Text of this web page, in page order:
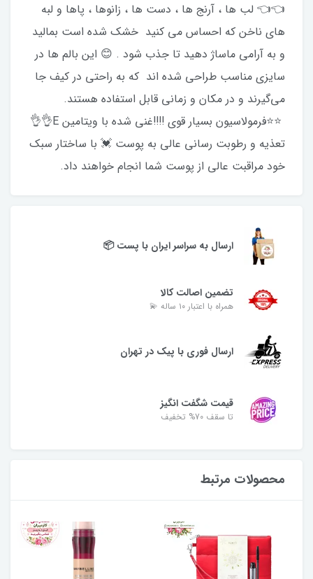
👈👈 لب ها ، آرنج ها ، دست ها ، زانوها ، پاها و لبه
های ناخن که احساس می کنید خشک شده است بمالید
و به آرامی ماساژ دهید تا جذب شود . 😊 این بالم ها در
سایزی مناسب طراحی شده اند که به راحتی در کیف جا
می‌گیرند و در مکان و زمانی قابل استفاده هستند.
⭐️⭐️فرمولاسیون بسیار قوی ‼️‼️غنی شده با ویتامین E👌👌
تعذیه و رطوبت رسانی عالی به پوست 💓 با ساختار سبک
خود مراقبت عالی از پوست شما انجام خواهند داد.
ارسال به سراسر ایران با پست 📦
تضمین اصالت کالا
همراه با اعتبار ۱۰ ساله 💫
ارسال فوری با پیک در تهران
قیمت شگفت انگیز
تا سقف 70% تخفیف
محصولات مرتبط